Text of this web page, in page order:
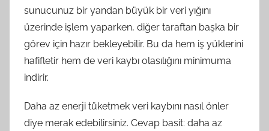
sunucunuz bir yandan büyük bir veri yığını
üzerinde işlem yaparken, diğer taraftan başka bir
görev için hazır bekleyebilir. Bu da hem iş yüklerini
hafifletir hem de veri kaybı olasılığını minimuma
indirir.
Daha az enerji tüketmek veri kaybını nasıl önler
diye merak edebilirsiniz. Cevap basit: daha az